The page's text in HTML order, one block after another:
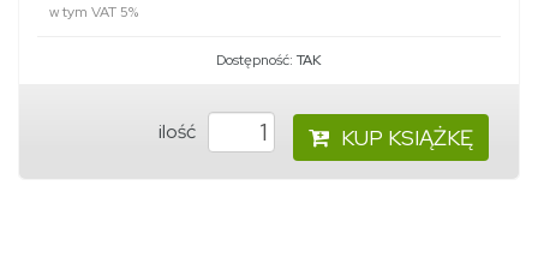
w tym VAT 5%
Dostępność: TAK
ilość KUP KSIĄŻKĘ